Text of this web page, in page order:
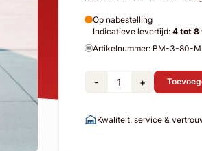
Op nabestelling
Indicatieve levertijd: 4 tot 8
Artikelnummer: BM-3-80-
- +
Kwaliteit, service &